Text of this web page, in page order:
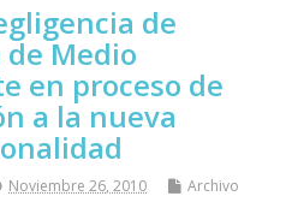
de
Medio
en proceso de
a la nueva
Noviembre 26, 2010
Archivo